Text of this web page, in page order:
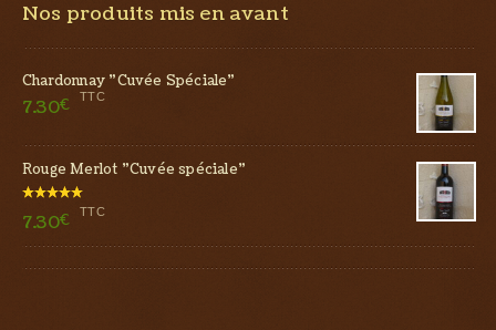
Nos produits mis en avant
Chardonnay "Cuvée Spéciale"
7.30€ TTC
Rouge Merlot "Cuvée spéciale"
7.30€ TTC